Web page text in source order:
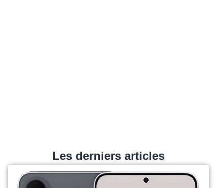
Les derniers articles